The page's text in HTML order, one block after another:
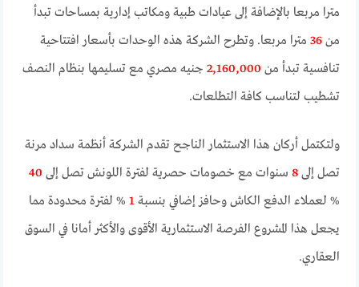
مترا مربعا بالإضافة إلى عيادات طبية ومكاتب إدارية بمساحات تبدأ
من36 مترا مربعا. وتطرح الشركة هذه الوحدات بأسعار افتتاحية
تنافسية تبدأ من 2,160,000 جنيه مصري مع تسليمها بنظام النصف
تشطيب لتناسب كافة التطلعات.
ولتكتمل أركان هذا الاستثمار الناجح تقدم الشركة أنظمة سداد مرنة
تصل إلى8 سنوات مع خصومات حصرية لفترة اللونش تصل إلى 40
% لعملاء الدفع الكاش وحافز إضافي بنسبة1 % لفترة محدودة مما
يجعل هذا المشروع الفرصة الاستثمارية الأقوى والأكثر أمانا في السوق
العقاري.